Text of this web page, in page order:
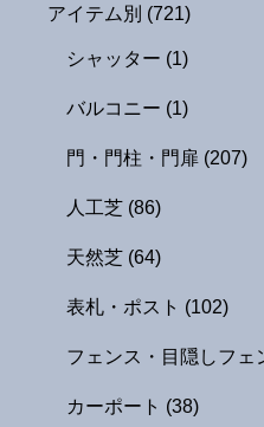
アイテム別 (721)
シャッター (1)
バルコニー (1)
門・門柱・門扉 (207)
人工芝 (86)
天然芝 (64)
表札・ポスト (102)
フェンス・目隠しフェ
カーポート (38)